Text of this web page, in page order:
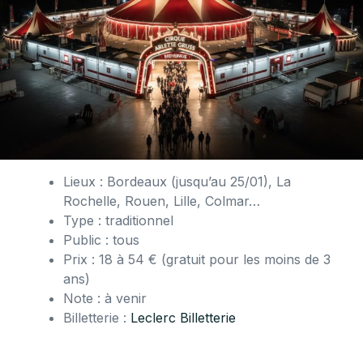
Lieux : Bordeaux (jusqu’au 25/01), La
Rochelle, Rouen, Lille, Colmar…
Type : traditionnel
Public : tous
Prix : 18 à 54 € (gratuit pour les moins de 3
ans)
Note : à venir
Billetterie : Leclerc Billetterie